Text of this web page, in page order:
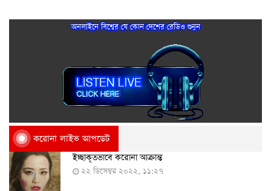
অনলাইনে বিশ্বের যে কোন দেশের রেডিও শুনুন
করোনা লাইভ আপডেট
ইচ্ছাকৃতভাবে করোনা আক্রান্ত
২২ ডিসেম্বর ২০২২, ১১:২৭